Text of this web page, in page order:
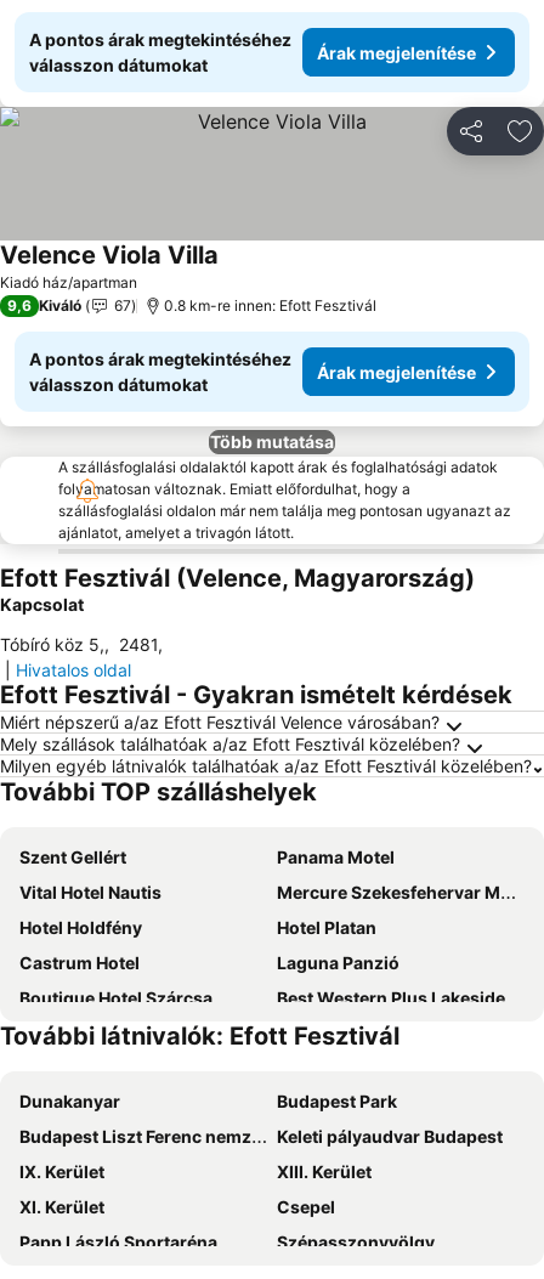
A pontos árak megtekintéséhez
válasszon dátumokat
Árak megjelenítése
Kiadó ház/apartman
Velence Viola Villa
9,6 Kiváló 67 0.8 km-re innen: Efott Fesztivál
A pontos árak megtekintéséhez
válasszon dátumokat
Árak megjelenítése
Több mutatása
A szállásfoglalási oldalaktól kapott árak és foglalhatósági adatok
folyamatosan változnak. Emiatt előfordulhat, hogy a
szállásfoglalási oldalon már nem találja meg pontosan ugyanazt az
ajánlatot, amelyet a trivagón látott.
Efott Fesztivál (Velence, Magyarország)
Kapcsolat
Tóbíró köz 5,, 2481,
Hivatalos oldal
Efott Fesztivál - Gyakran ismételt kérdések
Miért népszerű a/az Efott Fesztivál Velence városában?
Mely szállások találhatóak a/az Efott Fesztivál közelében?
Milyen egyéb látnivalók találhatóak a/az Efott Fesztivál közelében?
További TOP szálláshelyek
Szent Gellért
Panama Motel
Vital Hotel Nautis
Mercure Szekesfehervar Magyar Kiraly
Hotel Holdfény
Hotel Platan
Castrum Hotel
Laguna Panzió
Boutique Hotel Szárcsa
Best Western Plus Lakeside Hotel
Hotel Vadászkürt Superior
Budai Panzió
Ruttkai Vendégház
Atrium Agárd
Dióliget - Diófácska Présház
Royal Reserve
Velence Resort & Spa
Natura Vendégház Pázmánd
Árpád Vendégház Gárdony
Jancsár Hotel
Simon Panzió És Borház
Pálmajor Pihenőpark és Rendezvényközpont
További látnivalók: Efott Fesztivál
Dunakanyar
Budapest Park
Budapest Liszt Ferenc nemzetközi repülőtér
Keleti pályaudvar Budapest
IX. Kerület
XIII. Kerület
XI. Kerület
Csepel
Papp László Sportaréna
Szépasszonyvölgy